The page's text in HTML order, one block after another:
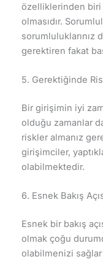
özelliklerinden
olmasıdır.
sorumluluklarınız
gerektiren fakat
5. Gerektiğinde
Bir girişimin iyi
olduğu zamanlar
riskler almanız
girişimciler,
olabilmektedir.
6. Esnek Bakış
Esnek bir bakış
olmak çoğu
olabilmenizi